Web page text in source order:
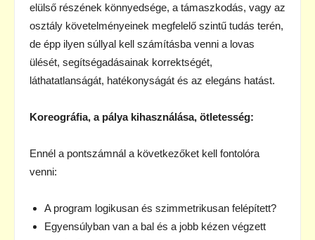
elülső részének könnyedsége, a támaszkodás, vagy az
osztály követelményeinek megfelelő szintű tudás terén,
de épp ilyen súllyal kell számításba venni a lovas
ülését, segítségadásainak korrektségét,
láthatatlanságát, hatékonyságát és az elegáns hatást.
Koreográfia, a pálya kihasználása, ötletesség:
Ennél a pontszámnál a következőket kell fontolóra
venni:
A program logikusan és szimmetrikusan felépített?
Egyensúlyban van a bal és a jobb kézen végzett